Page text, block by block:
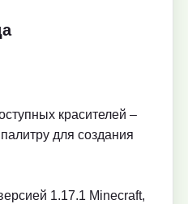
красителей –
для создания
1.17.1 Minecraft,